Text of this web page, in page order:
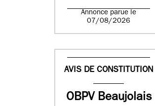
Annonce parue le
07/08/2026
AVIS DE CONSTITUTION
OBPV Beaujolais